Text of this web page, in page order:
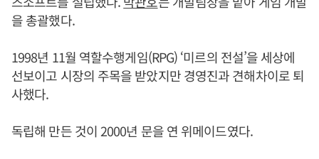
을 총괄했다.
1998년 11월 역할수행게임(RPG) ‘미르의 전설’을 세상에
선보이고 시장의 주목을 받았지만 경영진과 견해차이로 퇴
사했다.
독립해 만든 것이 2000년 문을 연 위메이드였다.